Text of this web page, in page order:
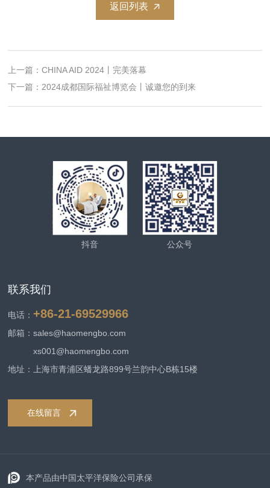
返回列表
上一篇：CHINA AID 2024丨完美落幕
下一篇：2024成都国际福祉博览会丨诚邀您的到来
抖音 公众号
联系我们
电话： +86-21-69529966
邮箱：sales@haomengbo.com
xs001@haomengbo.com
地址：上海市青浦区蟠龙路899号兰韵中心B栋15楼
在线留言
本产品由中国太平洋保险公司承保